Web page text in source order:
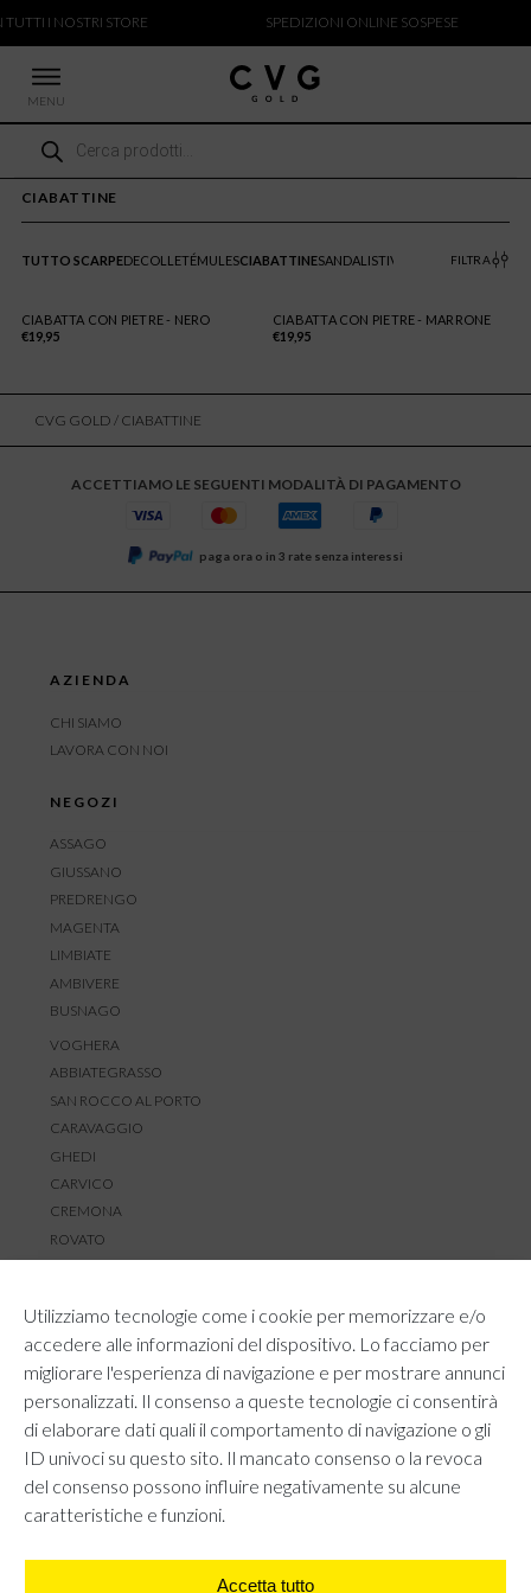
Utilizziamo tecnologie come i cookie per memorizzare e/o
accedere alle informazioni del dispositivo. Lo facciamo per
migliorare l'esperienza di navigazione e per mostrare annunci
personalizzati. Il consenso a queste tecnologie ci consentirà
di elaborare dati quali il comportamento di navigazione o gli
ID univoci su questo sito. Il mancato consenso o la revoca
del consenso possono influire negativamente su alcune
caratteristiche e funzioni.
Accetta tutto
I NOSTRI STORE SPEDIZIONI ONLINE SOSPESE
MENU
Ricerca
prodotti
ARRIVI
CIABATTINE
TUTTO SCARPEDECOLLETÉMULESCIABATTINESANDALISTIVALI TACCHIFILTRA
CIABATTA CON PIETRE - NERO
€19,95
CIABATTA CON PIETRE - MARRONE
€19,95
CVG GOLD / CIABATTINE
ACCETTIAMO LE SEGUENTI MODALITÀ DI PAGAMENTO
paga ora o in 3 rate senza interessi
AZIENDA
CHI SIAMO
LAVORA CON NOI
NEGOZI
ASSAGO
GIUSSANO
PREDRENGO
MAGENTA
LIMBIATE
AMBIVERE
BUSNAGO
VOGHERA
ABBIATEGRASSO
SAN ROCCO AL PORTO
CARAVAGGIO
GHEDI
CARVICO
CREMONA
ROVATO
RESI E RIMBORSI
REGOLAMENTO LOYALTY
CONTATTACI
PRIVACY POLICY COOKIE POLICY